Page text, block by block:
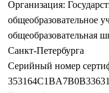
Организация:
общеобразовательное
общеобразовательная
Санкт-Петербурга
Серийный номер